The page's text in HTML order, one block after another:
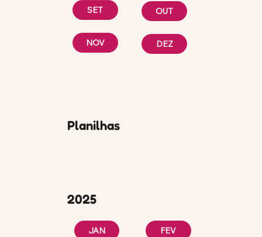
SET OUT
NOV DEZ
Planilhas
JAN FEV
2025